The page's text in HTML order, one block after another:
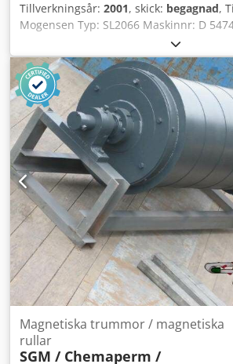
Tillverkningsår: 2001, skick: begagnad,
Mogensen Typ: SL2066 Maskinnr: D
2001 Dksdpfx Amshu Hnls Tor Bredd: 2
Utrustad med 2 st excenterväxlar,
varv/min elmotor och fjädrar.
Magnetiska trummor / magnetiska
rullar
SGM / Chemaperm /